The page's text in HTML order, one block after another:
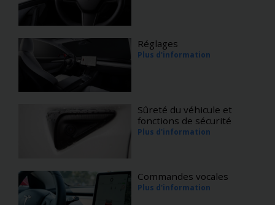
Réglages
Plus d'information
Sûreté du véhicule et
fonctions de sécurité
Plus d'information
Commandes vocales
Plus d'information